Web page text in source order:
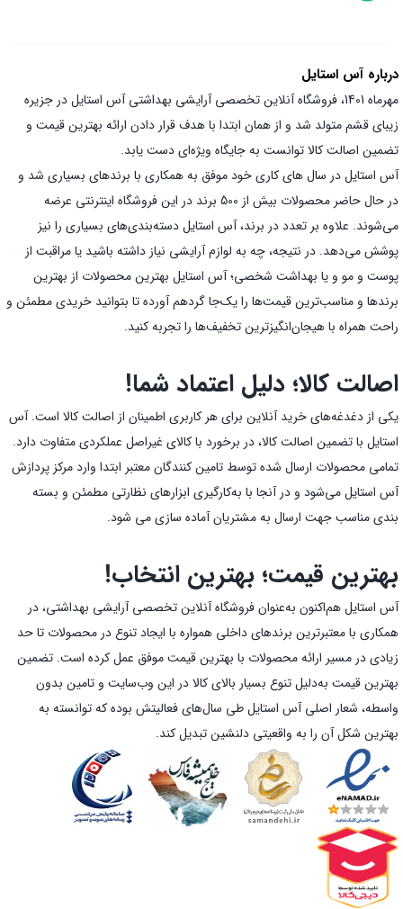
درباره آس استایل
مهرماه 1401، فروشگاه آنلاین تخصصی آرایشی بهداشتی آس استایل در جزیره
زیبای قشم متولد شد و از همان ابتدا با هدف قرار دادن ارائه بهترین قیمت و
تضمین اصالت کالا توانست به جایگاه ویژه‌ای دست یابد.
آس استایل در سال های کاری خود موفق به همکاری با برندهای بسیاری شد و
در حال حاضر محصولات بیش از 500 برند در این فروشگاه اینترنتی عرضه
می‌شوند. علاوه بر تعدد در برند، آس استایل دسته‌بندی‌های بسیاری را نیز
پوشش می‌دهد. در نتیجه، چه به لوازم آرایشی نیاز داشته باشید یا مراقبت از
پوست و مو و یا بهداشت شخصی؛ آس استایل بهترین محصولات از بهترین
برندها و مناسب‌ترین قیمت‌ها را یک‌جا گردهم آورده تا بتوانید خریدی مطمئن و
راحت همراه با هیجان‌انگیز‌ترین تخفیف‌ها را تجربه کنید.
اصالت کالا؛ دلیل اعتماد شما!
یکی از دغدغه‌های خرید آنلاین برای هر کاربری اطمینان از اصالت کالا است. آس
استایل با تضمین اصالت کالا، در برخورد با کالای غیراصل عملکردی متفاوت دارد.
تمامی محصولات ارسال شده توسط تامین کنندگان معتبر ابتدا وارد مرکز پردازش
آس استایل می‌شود و در آنجا با به‌کارگیری ابزارهای نظارتی مطمئن و بسته
بندی مناسب جهت ارسال به مشتریان آماده سازی می شود.
بهترین قیمت؛ بهترین انتخاب!
آس استایل هم‌اکنون به‌عنوان فروشگاه آنلاین تخصصی آرایشی بهداشتی، در
همکاری با معتبرترین برندهای داخلی همواره با ایجاد تنوع در محصولات تا حد
زیادی در مسیر ارائه محصولات با بهترین قیمت موفق عمل کرده است. تضمین
بهترین قیمت به‌دلیل تنوع بسیار بالای کالا در این وب‌سایت و تامین بدون
واسطه، شعار اصلی آس استایل طی سال‌های فعالیتش بوده که توانسته به
بهترین شکل آن را به واقعیتی دلنشین تبدیل کند.